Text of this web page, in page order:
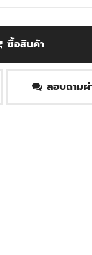
ซื้อสินค้า
สอบถามผ่